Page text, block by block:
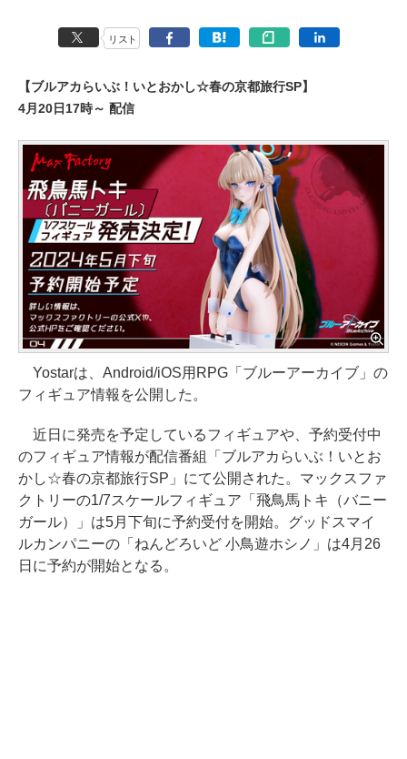
リスト
【ブルアカらいぶ！いとおかし☆春の京都旅行SP】
4月20日17時～ 配信
Yostarは、Android/iOS用RPG「ブルーアーカイブ」の
フィギュア情報を公開した。
近日に発売を予定しているフィギュアや、予約受付中
のフィギュア情報が配信番組「ブルアカらいぶ！いとお
かし☆春の京都旅行SP」にて公開された。マックスファ
クトリーの1/7スケールフィギュア「飛鳥馬トキ（バニー
ガール）」は5月下旬に予約受付を開始。グッドスマイ
ルカンパニーの「ねんどろいど 小鳥遊ホシノ」は4月26
日に予約が開始となる。